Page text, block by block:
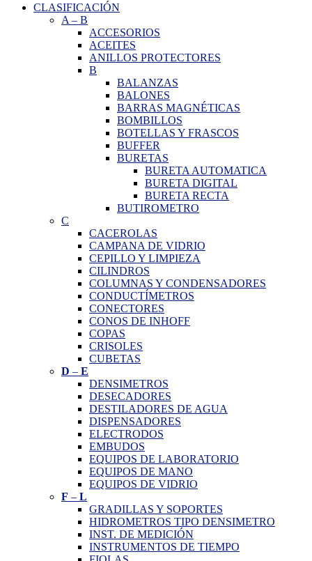
CLASIFICACIÓN
A – B
ACCESORIOS
ACEITES
ANILLOS PROTECTORES
B
BALANZAS
BALONES
BARRAS MAGNÉTICAS
BOMBILLOS
BOTELLAS Y FRASCOS
BUFFER
BURETAS
BURETA AUTOMATICA
BURETA DIGITAL
BURETA RECTA
BUTIROMETRO
C
CACEROLAS
CAMPANA DE VIDRIO
CEPILLO Y LIMPIEZA
CILINDROS
COLUMNAS Y CONDENSADORES
CONDUCTÍMETROS
CONECTORES
CONOS DE INHOFF
COPAS
CRISOLES
CUBETAS
D – E
DENSIMETROS
DESECADORES
DESTILADORES DE AGUA
DISPENSADORES
ELECTRODOS
EMBUDOS
EQUIPOS DE LABORATORIO
EQUIPOS DE MANO
EQUIPOS DE VIDRIO
F – L
GRADILLAS Y SOPORTES
HIDROMETROS TIPO DENSIMETRO
INST. DE MEDICIÓN
INSTRUMENTOS DE TIEMPO